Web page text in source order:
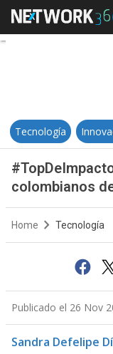
Tecnología
colombianos
Home Tecnología
Publicado el 26 Nov
Sandra Defelipe